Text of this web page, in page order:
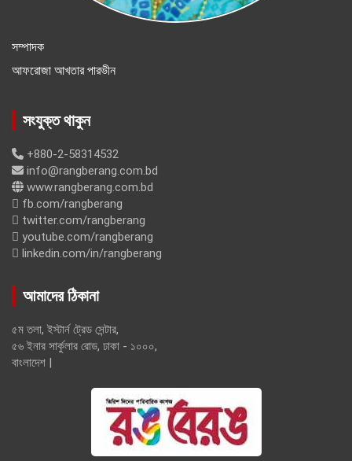
সম্পাদক
আফরোজা আখতার পারভীন
সংযুক্ত থাকুন
+880-2-58314532
info@rangberang.com.bd
www.rangberang.com.bd
fb.com/rangberang
twitter.com/rangberang
youtube.com/rangberang
linkedin.com/in/rangberang
আমাদের ঠিকানা
৫ম তলা, ইস্টার্ন ট্রেড সেন্টার,
৫৬ ইনার সার্কুলার রোড, ঢাকা - ১০০০,
বাংলাদেশ |